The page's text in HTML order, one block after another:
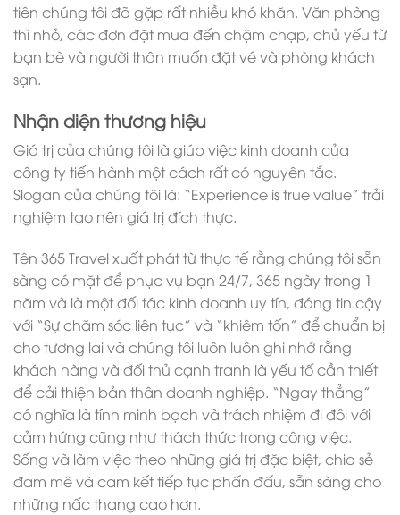
tiên chúng tôi đã gặp rất nhiều khó khăn. Văn phòng
thì nhỏ, các đơn đặt mua đến chậm chạp, chủ yếu từ
bạn bè và người thân muốn đặt vé và phòng khách
sạn.
Nhận diện thương hiệu
Giá trị của chúng tôi là giúp việc kinh doanh của
công ty tiến hành một cách rất có nguyên tắc.
Slogan của chúng tôi là: “Experience is true value” trải
nghiệm tạo nên giá trị đích thực.
Tên 365 Travel xuất phát từ thực tế rằng chúng tôi sẵn
sàng có mặt để phục vụ bạn 24/7, 365 ngày trong 1
năm và là một đối tác kinh doanh uy tín, đáng tin cậy
với “Sự chăm sóc liên tục” và “khiêm tốn” để chuẩn bị
cho tương lai và chúng tôi luôn luôn ghi nhớ rằng
khách hàng và đối thủ cạnh tranh là yếu tố cần thiết
để cải thiện bản thân doanh nghiệp. “Ngay thẳng”
có nghĩa là tính minh bạch và trách nhiệm đi đôi với
cảm hứng cũng như thách thức trong công việc.
Sống và làm việc theo những giá trị đặc biệt, chia sẻ
đam mê và cam kết tiếp tục phấn đấu, sẵn sàng cho
những nấc thang cao hơn.